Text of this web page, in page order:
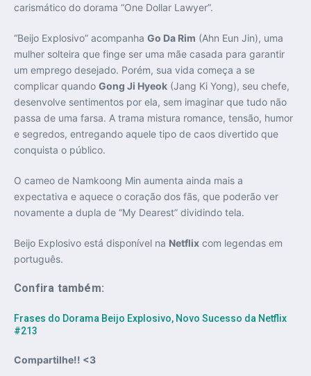
carismático do dorama “One Dollar Lawyer”.
“Beijo Explosivo” acompanha Go Da Rim (Ahn Eun Jin), uma
mulher solteira que finge ser uma mãe casada para garantir
um emprego desejado. Porém, sua vida começa a se
complicar quando Gong Ji Hyeok (Jang Ki Yong), seu chefe,
desenvolve sentimentos por ela, sem imaginar que tudo não
passa de uma farsa. A trama mistura romance, tensão, humor
e segredos, entregando aquele tipo de caos divertido que
conquista o público.
O cameo de Namkoong Min aumenta ainda mais a
expectativa e aquece o coração dos fãs, que poderão ver
novamente a dupla de “My Dearest” dividindo tela.
Beijo Explosivo está disponível na Netflix com legendas em
português.
Confira também:
Frases do Dorama Beijo Explosivo, Novo Sucesso da Netflix
#213
Compartilhe!! <3